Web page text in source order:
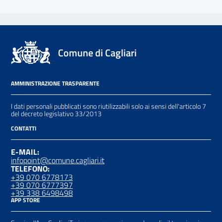
Comune di Cagliari
AMMINISTRAZIONE TRASPARENTE
I dati personali pubblicati sono riutilizzabili solo ai sensi dell'articolo 7
del decreto legislativo 33/2013
CONTATTI
E-MAIL:
infopoint@comune.cagliari.it
TELEFONO:
+39 070 6778173
+39 070 6777397
+39 338 6498498
APP STORE